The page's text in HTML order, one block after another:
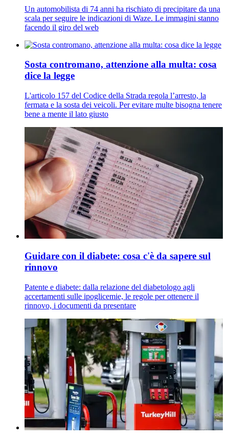
Un automobilista di 74 anni ha rischiato di precipitare da una
scala per seguire le indicazioni di Waze. Le immagini stanno
facendo il giro del web
Sosta contromano, attenzione alla multa: cosa
dice la legge
L'articolo 157 del Codice della Strada regola l’arresto, la
fermata e la sosta dei veicoli. Per evitare multe bisogna tenere
bene a mente il lato giusto
Guidare con il diabete: cosa c'è da sapere sul
rinnovo
Patente e diabete: dalla relazione del diabetologo agli
accertamenti sulle ipoglicemie, le regole per ottenere il
rinnovo, i documenti da presentare